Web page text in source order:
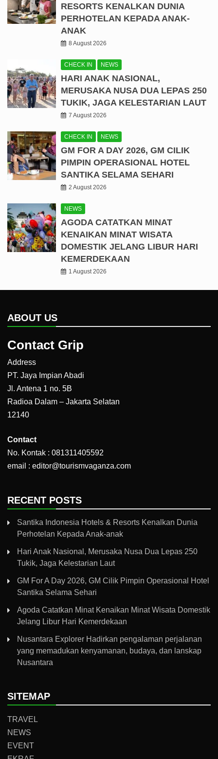
RESORTS KENALKAN DUNIA
PERHOTELAN KEPADA ANAK-
ANAK
8 August 2026
CHECK IN NEWS
HARI ANAK NASIONAL,
MERUSAKA NUSA DUA LEPAS 250
TUKIK, JAGA KELESTARIAN LAUT
7 August 2026
CHECK IN NEWS
GM FOR A DAY 2026, GM CILIK
PIMPIN OPERASIONAL HOTEL
SANTIKA SELAMA SEHARI
2 August 2026
NEWS
AGODA CATATKAN MINAT
KENAIKAN MINAT WISATA
DOMESTIK JELANG LIBUR HARI
KEMERDEKAAN
1 August 2026
ABOUT US
Contact Grip
Address
PT. Jaya Impian Abadi
Jl. Antena 1 no. 5B
Radioa Dalam – Jakarta Selatan
12140
Contact
No. Kontak : 081311405592
email : editor@tourismvaganza.com
RECENT POSTS
Santika Indonesia Hotels & Resorts Kenalkan Dunia
Perhotelan Kepada Anak-anak
Hari Anak Nasional, Merusaka Nusa Dua Lepas 250
Tukik, Jaga Kelestarian Laut
GM For A Day 2026, GM Cilik Pimpin Operasional Hotel
Santika Selama Sehari
Agoda Catatkan Minat Kenaikan Minat Wisata Domestik
Jelang Libur Hari Kemerdekaan
Nusantara Explorer Hadirkan pengalaman perjalanan
yang memadukan kenyamanan, budaya, dan lanskap
Nusantara
SITEMAP
TRAVEL
NEWS
EVENT